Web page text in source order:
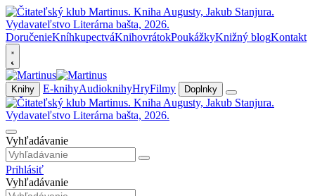
DoručenieKníhkupectváKnihovrátokPoukážkyKnižný blogKontakt
Knihy E-knihyAudioknihyHryFilmy Doplnky
Vyhľadávanie
Prihlásiť
Vyhľadávanie